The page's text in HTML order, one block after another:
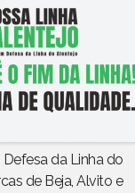
da Linha do
de Beja, Alvito e